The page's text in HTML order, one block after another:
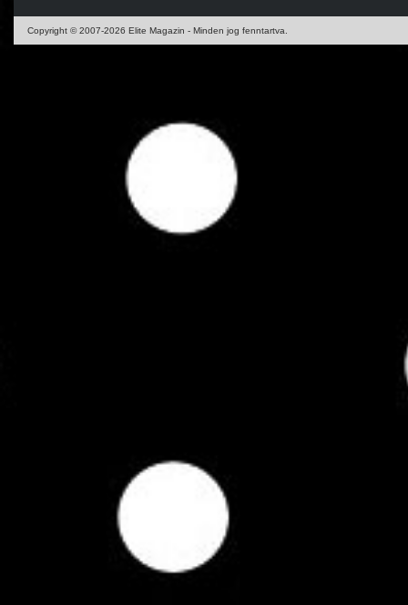
Copyright © 2007-2026 Elite Magazin - Minden jog fenntartva.